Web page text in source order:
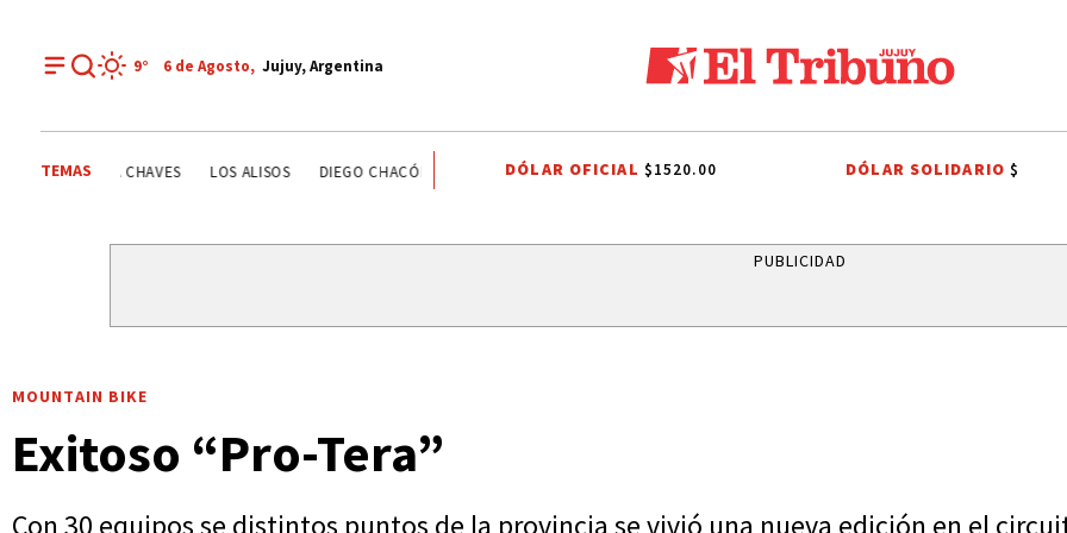
9° 6 de Agosto, Jujuy, Argentina
TEMAS ESTATALES DEPORTE RECREATIVO YAMILA CHAVES LOS ALISOS DIEGO CHACÓN PRIMERA NACIONAL LIGA
DÓLAR OFICIAL $1520.00 DÓLAR SOLIDARIO$
PUBLICIDAD
MOUNTAIN BIKE
Exitoso “Pro-Tera”
Con 30 equipos se distintos puntos de la provincia se vivió una nueva edición en el